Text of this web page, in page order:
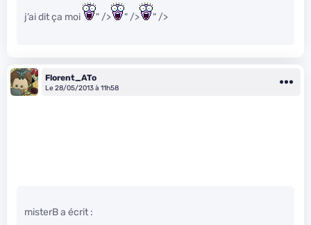
j’ai dit ça moi " /> " /> " />
Florent_ATo
Le 28/05/2013 à 11h58
misterB a écrit :